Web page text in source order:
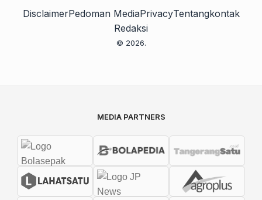
DisclaimerPedoman MediaPrivacyTentangkontak
Redaksi
© 2026.
MEDIA PARTNERS